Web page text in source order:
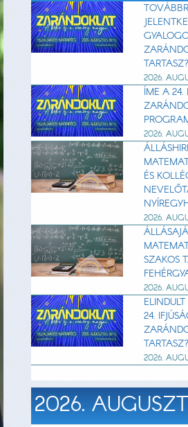
TARTASZ?
2026.
ÍME A 24.
2026.
ÉS
2026.
SZAKOS
2026.
24.
TARTASZ?
2026.
2026.